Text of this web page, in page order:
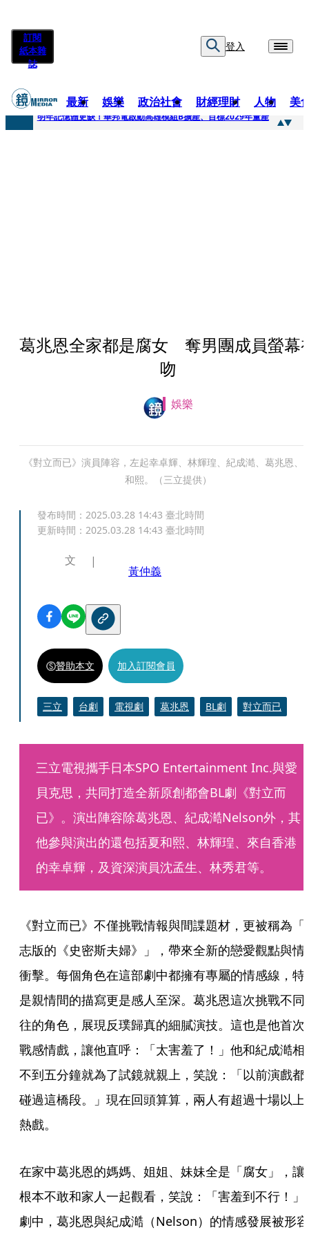
訂閱
紙本雜
誌
登入
最新 娛樂 政治社會 財經理財 人物 美
快訊
明年記憶體更缺！華邦電啟動高雄模組B擴產、目標2029年量產
葛兆恩全家都是腐女 奪男團成員螢幕
吻
娛樂
《對立而已》演員陣容，左起幸卓輝、林輝瑝、紀成澔、葛兆恩、
和熙。（三立提供）
發布時間： 2025.03.28 14:43 臺北時間
更新時間： 2025.03.28 14:43 臺北時間
文
黃仲義
贊助本文 加入訂閱會員
三立 台劇 電視劇 葛兆恩 BL劇 對立而已
三立電視攜手日本SPO Entertainment Inc.與愛
貝克思，共同打造全新原創都會BL劇《對立而
已》。演出陣容除葛兆恩、紀成澔Nelson外，其
他參與演出的還包括夏和熙、林輝瑝、來自香港
的幸卓輝，及資深演員沈孟生、林秀君等。
《對立而已》不僅挑戰情報與間諜題材，更被稱為「
志版的《史密斯夫婦》」，帶來全新的戀愛觀點與情
衝擊。每個角色在這部劇中都擁有專屬的情感線，特
是親情間的描寫更是感人至深。葛兆恩這次挑戰不同
往的角色，展現反璞歸真的細膩演技。這也是他首次
戰感情戲，讓他直呼：「太害羞了！」他和紀成澔相
不到五分鐘就為了試鏡就親上，笑說：「以前演戲都
碰過這橋段。」現在回頭算算，兩人有超過十場以上
熱戲。
在家中葛兆恩的媽媽、姐姐、妹妹全是「腐女」，讓
根本不敢和家人一起觀看，笑說：「害羞到不行！」
劇中，葛兆恩與紀成澔（Nelson）的情感發展被形容